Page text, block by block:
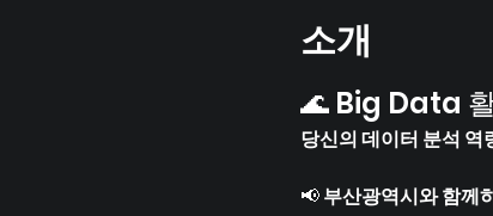
소개
🌊 Big Data
당신의 데이터 분석
📢 부산광역시와 함께